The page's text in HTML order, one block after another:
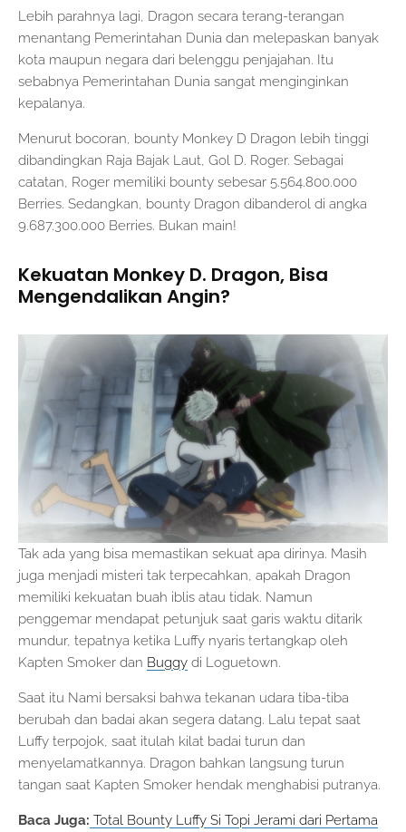
Lebih parahnya lagi, Dragon secara terang-terangan
menantang Pemerintahan Dunia dan melepaskan banyak
kota maupun negara dari belenggu penjajahan. Itu
sebabnya Pemerintahan Dunia sangat menginginkan
kepalanya.
Menurut bocoran, bounty Monkey D Dragon lebih tinggi
dibandingkan Raja Bajak Laut, Gol D. Roger. Sebagai
catatan, Roger memiliki bounty sebesar 5.564.800.000
Berries. Sedangkan, bounty Dragon dibanderol di angka
9.687.300.000 Berries. Bukan main!
Kekuatan Monkey D. Dragon, Bisa
Mengendalikan Angin?
Tak ada yang bisa memastikan sekuat apa dirinya. Masih
juga menjadi misteri tak terpecahkan, apakah Dragon
memiliki kekuatan buah iblis atau tidak. Namun
penggemar mendapat petunjuk saat garis waktu ditarik
mundur, tepatnya ketika Luffy nyaris tertangkap oleh
Kapten Smoker dan Buggy di Loguetown.
Saat itu Nami bersaksi bahwa tekanan udara tiba-tiba
berubah dan badai akan segera datang. Lalu tepat saat
Luffy terpojok, saat itulah kilat badai turun dan
menyelamatkannya. Dragon bahkan langsung turun
tangan saat Kapten Smoker hendak menghabisi putranya.
Baca Juga: Total Bounty Luffy Si Topi Jerami dari Pertama